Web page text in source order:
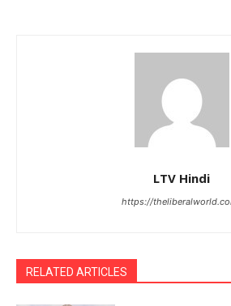
LTV Hindi
https://
RELATED ARTICLES